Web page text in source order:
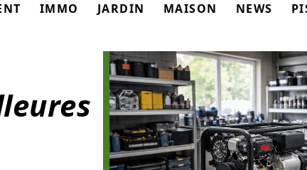
IMMO JARDIN MAISON NEWS